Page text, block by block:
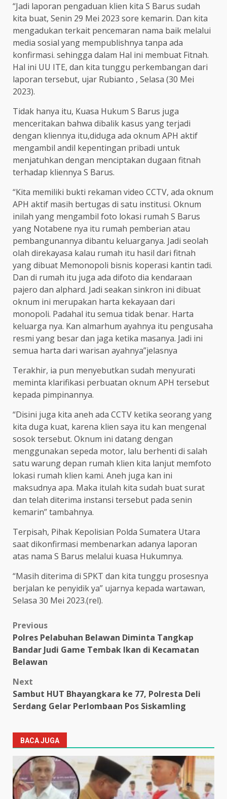
“Jadi laporan pengaduan klien kita S Barus sudah
kita buat, Senin 29 Mei 2023 sore kemarin. Dan kita
mengadukan terkait pencemaran nama baik melalui
media sosial yang mempublishnya tanpa ada
konfirmasi. sehingga dalam Hal ini membuat Fitnah.
Hal ini UU ITE, dan kita tunggu perkembangan dari
laporan tersebut, ujar Rubianto , Selasa (30 Mei
2023).
Tidak hanya itu, Kuasa Hukum S Barus juga
menceritakan bahwa dibalik kasus yang terjadi
dengan kliennya itu,diduga ada oknum APH aktif
mengambil andil kepentingan pribadi untuk
menjatuhkan dengan menciptakan dugaan fitnah
terhadap kliennya S Barus.
“Kita memiliki bukti rekaman video CCTV, ada oknum
APH aktif masih bertugas di satu institusi. Oknum
inilah yang mengambil foto lokasi rumah S Barus
yang Notabene nya itu rumah pemberian atau
pembangunannya dibantu keluarganya. Jadi seolah
olah direkayasa kalau rumah itu hasil dari fitnah
yang dibuat Memonopoli bisnis koperasi kantin tadi.
Dan di rumah itu juga ada difoto dia kendaraan
pajero dan alphard. Jadi seakan sinkron ini dibuat
oknum ini merupakan harta kekayaan dari
monopoli. Padahal itu semua tidak benar. Harta
keluarga nya. Kan almarhum ayahnya itu pengusaha
resmi yang besar dan jaga ketika masanya. Jadi ini
semua harta dari warisan ayahnya”jelasnya
Terakhir, ia pun menyebutkan sudah menyurati
meminta klarifikasi perbuatan oknum APH tersebut
kepada pimpinannya.
“Disini juga kita aneh ada CCTV ketika seorang yang
kita duga kuat, karena klien saya itu kan mengenal
sosok tersebut. Oknum ini datang dengan
menggunakan sepeda motor, lalu berhenti di salah
satu warung depan rumah klien kita lanjut memfoto
lokasi rumah klien kami. Aneh juga kan ini
maksudnya apa. Maka itulah kita sudah buat surat
dan telah diterima instansi tersebut pada senin
kemarin” tambahnya.
Terpisah, Pihak Kepolisian Polda Sumatera Utara
saat dikonfirmasi membenarkan adanya laporan
atas nama S Barus melalui kuasa Hukumnya.
“Masih diterima di SPKT dan kita tunggu prosesnya
berjalan ke penyidik ya” ujarnya kepada wartawan,
Selasa 30 Mei 2023.(rel).
Post
navigation
Previous
Polres Pelabuhan Belawan Diminta Tangkap
Bandar Judi Game Tembak Ikan di Kecamatan
Belawan
Next
Sambut HUT Bhayangkara ke 77, Polresta Deli
Serdang Gelar Perlombaan Pos Siskamling
BACA JUGA